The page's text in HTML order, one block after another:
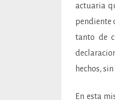
actuaria
pendiente
tanto de
hechos,
En esta